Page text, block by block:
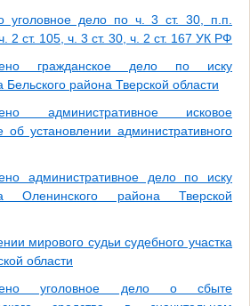
уголовное дело по ч. 3 ст. 30, п.п.
2 ст. 105, ч. 3 ст. 30, ч. 2 ст. 167 УК РФ
гражданское дело по иску
Бельского района Тверской области
административное исковое
об установлении административного
административное дело по иску
Оленинского района Тверской
мирового судьи судебного участка
области
уголовное дело о сбыте